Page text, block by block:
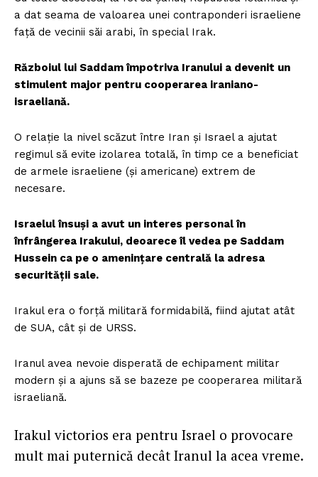
a dat seama de valoarea unei contraponderi israeliene
față de vecinii săi arabi, în special Irak.
Războiul lui Saddam împotriva Iranului a devenit un
stimulent major pentru cooperarea iraniano-
israeliană.
O relație la nivel scăzut între Iran și Israel a ajutat
regimul să evite izolarea totală, în timp ce a beneficiat
de armele israeliene (și americane) extrem de
necesare.
Israelul însuși a avut un interes personal în
înfrângerea Irakului, deoarece îl vedea pe Saddam
Hussein ca pe o amenințare centrală la adresa
securității sale.
Irakul era o forță militară formidabilă, fiind ajutat atât
de SUA, cât și de URSS.
Iranul avea nevoie disperată de echipament militar
modern și a ajuns să se bazeze pe cooperarea militară
israeliană.
Irakul victorios era pentru Israel o provocare
mult mai puternică decât Iranul la acea vreme.